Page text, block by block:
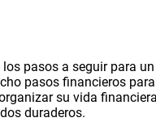
pasos a seguir para
pasos financieros
su vida
duraderos.